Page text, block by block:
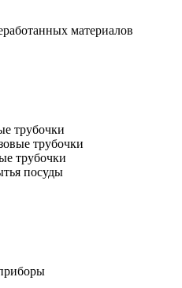
материалов
трубочки
трубочки
трубочки
посуды